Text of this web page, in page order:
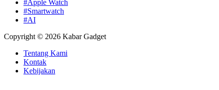
#Apple Watch
#Smartwatch
#AI
Copyright © 2026 Kabar Gadget
Tentang Kami
Kontak
Kebijakan